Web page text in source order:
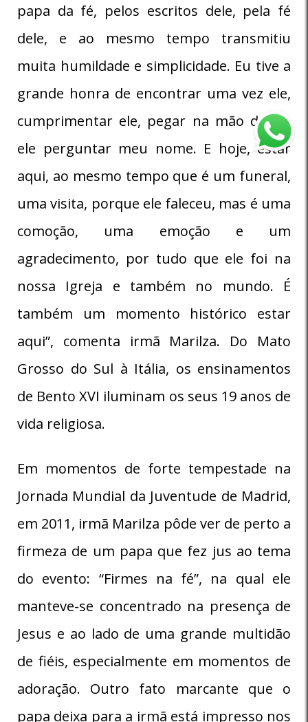
papa da fé, pelos escritos dele, pela fé
dele, e ao mesmo tempo transmitiu
muita humildade e simplicidade. Eu tive a
grande honra de encontrar uma vez ele,
cumprimentar ele, pegar na mão dele e
ele perguntar meu nome. E hoje, estar
aqui, ao mesmo tempo que é um funeral,
uma visita, porque ele faleceu, mas é uma
comoção, uma emoção e um
agradecimento, por tudo que ele foi na
nossa Igreja e também no mundo. É
também um momento histórico estar
aqui”, comenta irmã Marilza. Do Mato
Grosso do Sul à Itália, os ensinamentos
de Bento XVI iluminam os seus 19 anos de
vida religiosa.
Em momentos de forte tempestade na
Jornada Mundial da Juventude de Madrid,
em 2011, irmã Marilza pôde ver de perto a
firmeza de um papa que fez jus ao tema
do evento: “Firmes na fé”, na qual ele
manteve-se concentrado na presença de
Jesus e ao lado de uma grande multidão
de fiéis, especialmente em momentos de
adoração. Outro fato marcante que o
papa deixa para a irmã está impresso nos